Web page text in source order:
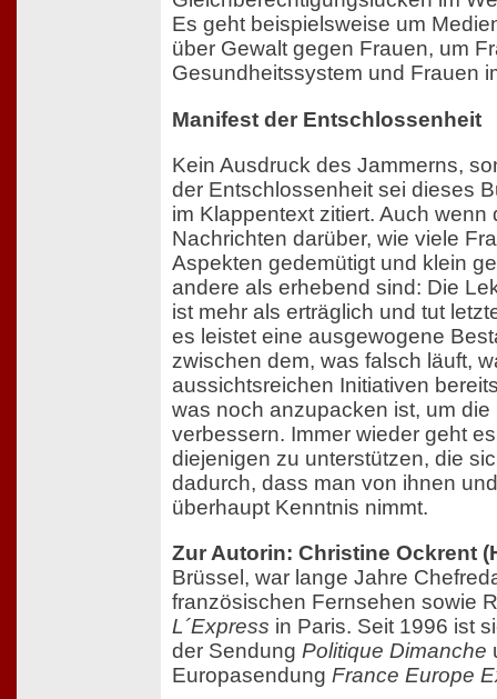
Es geht beispielsweise um
über Gewalt gegen Frauen, um
Gesundheitssystem und Frauen
Manifest der Entschlossenheit
Kein Ausdruck des Jammerns,
der Entschlossenheit sei dieses
im Klappentext zitiert. Auch wenn
Nachrichten darüber, wie viele
Aspekten gedemütigt und klein
andere als erhebend sind: Die
ist mehr als erträglich und tut
es leistet eine ausgewogene
zwischen dem, was falsch läuft,
aussichtsreichen Initiativen
was noch anzupacken ist, um
verbessern. Immer wieder geht
diejenigen zu unterstützen, die
dadurch, dass man von ihnen
überhaupt Kenntnis nimmt.
Zur Autorin: Christine Ockrent
Brüssel, war lange Jahre
französischen Fernsehen sowie
L´Express in Paris. Seit 1996 ist
der Sendung Politique Dimanche
Europasendung France Europe